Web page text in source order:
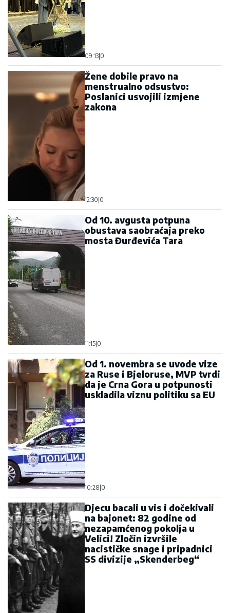
09:13 0
Žene dobile pravo na
menstrualno odsustvo:
Poslanici usvojili izmjene
zakona
12:30 0
Od 10. avgusta potpuna
obustava saobraćaja preko
mosta Đurđevića Tara
11:15 0
Od 1. novembra se uvode vize
za Ruse i Bjeloruse, MVP tvrdi
da je Crna Gora u potpunosti
uskladila viznu politiku sa EU
10:28 0
Djecu bacali u vis i dočekivali
na bajonet: 82 godine od
nezapamćenog pokolja u
Velici! Zločin izvršile
nacističke snage i pripadnici
SS divizije „Skenderbeg“